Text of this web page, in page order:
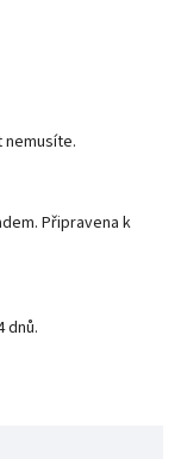
nemusíte.
Připravena k
dnů.